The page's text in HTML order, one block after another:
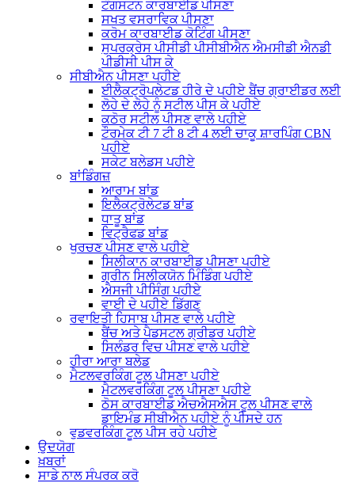
ਟੰਗਸਟਨ ਕਾਰਬਾਈਡ ਪੀਸਣਾ
ਸਖਤ ਵਸਰਾਵਿਕ ਪੀਸਣਾ
ਕਰੋਮ ਕਾਰਬਾਈਡ ਕੋਟਿੰਗ ਪੀਸਣਾ
ਸੁਪਰਕ੍ਰੇਸ ਪੀਸੀਡੀ ਪੀਸੀਬੀਐਨ ਐਮਸੀਡੀ ਐਨਡੀ
ਪੀਡੀਸੀ ਪੀਸ ਕੇ
ਸੀਬੀਐਨ ਪੀਸਣਾ ਪਹੀਏ
ਈਲੈਕਟ੍ਰੋਪਲੇਟਡ ਹੀਰੇ ਦੇ ਪਹੀਏ ਬੈਂਚ ਗ੍ਰਾਈਡਰ ਲਈ
ਲੋਹੇ ਦੇ ਲੋਹੇ ਨੂੰ ਸਟੀਲ ਪੀਸ ਕੇ ਪਹੀਏ
ਕਠੋਰ ਸਟੀਲ ਪੀਸਣ ਵਾਲੇ ਪਹੀਏ
ਟੌਰਮੇਕ ਟੀ 7 ਟੀ 8 ਟੀ 4 ਲਈ ਚਾਕੂ ਸ਼ਾਰਪਿੰਗ CBN
ਪਹੀਏ
ਸਕੇਟ ਬਲੇਡਸ ਪਹੀਏ
ਬਾਂਡਿੰਗਜ਼
ਆਰਾਮ ਬਾਂਡ
ਇਲੈਕਟ੍ਰੋਲੇਟਡ ਬਾਂਡ
ਧਾਤੂ ਬਾਂਡ
ਵਿਟ੍ਰੈਫਡ ਬਾਂਡ
ਖੁਰਚਣ ਪੀਸਣ ਵਾਲੇ ਪਹੀਏ
ਸਿਲੀਕਾਨ ਕਾਰਬਾਈਡ ਪੀਸਣਾ ਪਹੀਏ
ਗ੍ਰੀਨ ਸਿਲੀਕਯੋਨ ਮਿੰਡਿੰਗ ਪਹੀਏ
ਐਸਜੀ ਪੀਸਿੰਗ ਪਹੀਏ
ਵਾਈ ਦੇ ਪਹੀਏ ਡਿੱਗਣ
ਰਵਾਇਤੀ ਹਿਸਾਬ ਪੀਸਣ ਵਾਲੇ ਪਹੀਏ
ਬੈਂਚ ਅਤੇ ਪੈਡਸਟਲ ਗ੍ਰੀਡਰ ਪਹੀਏ
ਸਿਲੰਡਰ ਵਿਚ ਪੀਸਣ ਵਾਲੇ ਪਹੀਏ
ਹੀਰਾ ਆਰਾ ਬਲੇਡ
ਮੈਟਲਵਰਕਿੰਗ ਟੂਲ ਪੀਸਣਾ ਪਹੀਏ
ਮੈਟਲਵਰਕਿੰਗ ਟੂਲ ਪੀਸਣਾ ਪਹੀਏ
ਠੋਸ ਕਾਰਬਾਈਡ ਐਚਐਸਐਸ ਟੂਲ ਪੀਸਣ ਵਾਲੇ
ਡਾਇਮੰਡ ਸੀਬੀਐਨ ਪਹੀਏ ਨੂੰ ਪੀਸਦੇ ਹਨ
ਵੁਡਵਰਕਿੰਗ ਟੂਲ ਪੀਸ ਰਹੇ ਪਹੀਏ
ਉਦਯੋਗ
ਖ਼ਬਰਾਂ
ਸਾਡੇ ਨਾਲ ਸੰਪਰਕ ਕਰੋ